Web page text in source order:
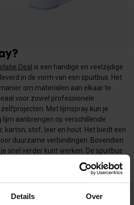
Details Over
Deal is een handige en veelzijdige
in de vorm van een spuitbus. Het
om materialen aan elkaar te
voor zowel professionele
Met lijmspray kun je
aanbrengen op verschillende
karton, stof, leer en hout. Het biedt een
duurzame verbindingen. Bovendien
snel verder kunt werken. De spuitbus
de lijm eenvoudig en nauwkeurig,
kan zowel een tijdelijke hechting als
bieden, afhankelijk van de werkwijze